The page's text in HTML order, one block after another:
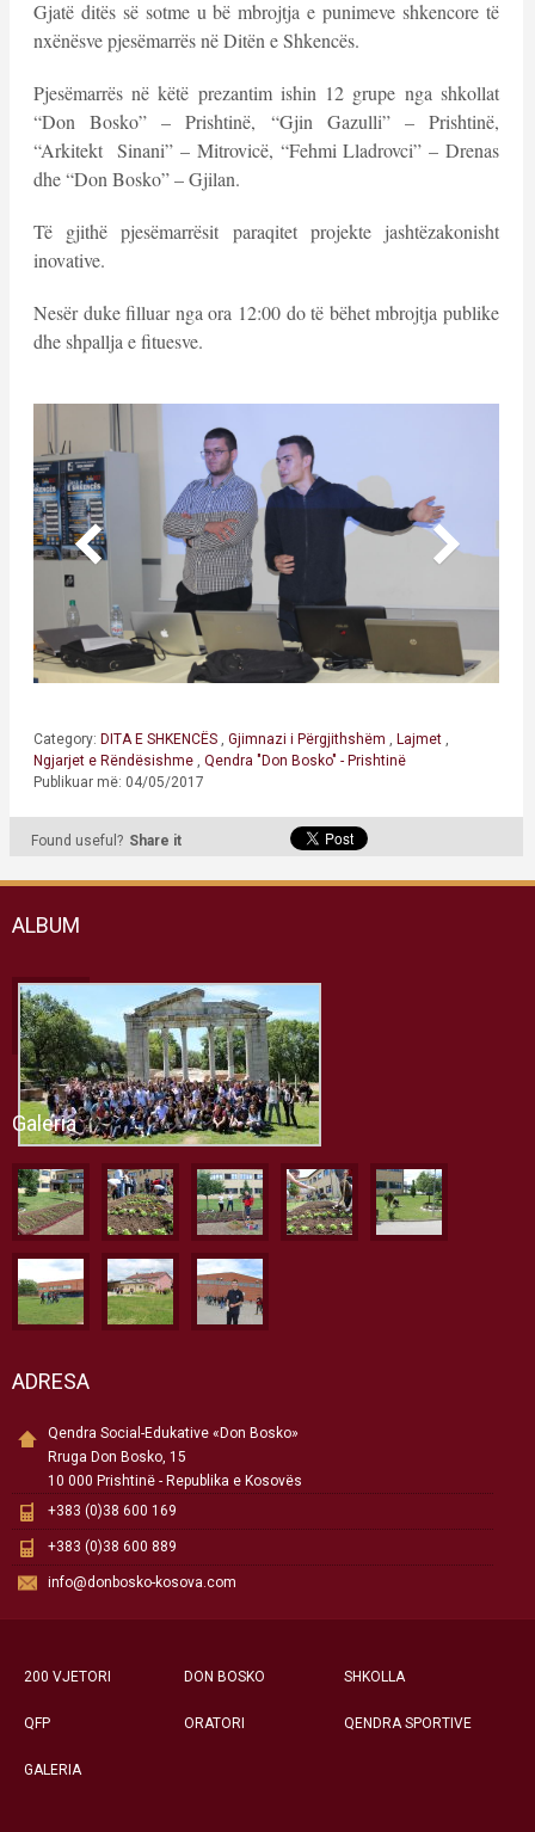
Gjatë ditës së sotme u bë mbrojtja e punimeve shkencore të
nxënësve pjesëmarrës në Ditën e Shkencës.
Pjesëmarrës në këtë prezantim ishin 12 grupe nga shkollat
“Don Bosko” – Prishtinë, “Gjin Gazulli” – Prishtinë,
“Arkitekt Sinani” – Mitrovicë, “Fehmi Lladrovci” – Drenas
dhe “Don Bosko” – Gjilan.
Të gjithë pjesëmarrësit paraqitet projekte jashtëzakonisht
inovative.
Nesër duke filluar nga ora 12:00 do të bëhet mbrojtja publike
dhe shpallja e fituesve.
Category: DITA E SHKENCËS Gjimnazi i Përgjithshëm Lajmet
Ngjarjet e Rëndësishme
Qendra "Don Bosko" - Prishtinë
Publikuar më: 04/05/2017
Found useful? Share it
ALBUM
Galeria
ADRESA
Qendra Social-Edukative «Don Bosko»
Rruga Don Bosko, 15
10 000 Prishtinë - Republika e Kosovës
+383 (0)38 600 169
+383 (0)38 600 889
info@donbosko-kosova.com
200 VJETORI DON BOSKO SHKOLLA
QFP ORATORI QENDRA SPORTIVE
GALERIA